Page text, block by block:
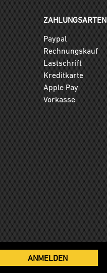
ZAHLUNGSARTEN
Paypal
Rechnungskauf
Lastschrift
Kreditkarte
Apple Pay
Vorkasse
ANMELDEN